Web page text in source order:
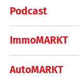
Podcast
ImmoMARKT
AutoMARKT